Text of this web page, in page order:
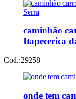
caminhão
Itapecerica
Cod.:29258
onde tem